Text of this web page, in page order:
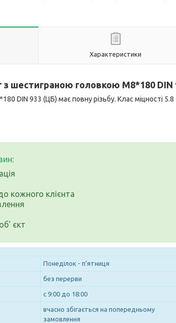
Характеристики
з шестиграною головкою M8*180DIN
DIN 933 (ЦБ) має повну різьбу. Клас міцності 5.8
:
кожного клієнта
єкт
Понеділок - п’ятниця
без перерви
с 9:00 до 18:00
вчасно збігається на попередньому
замовлення